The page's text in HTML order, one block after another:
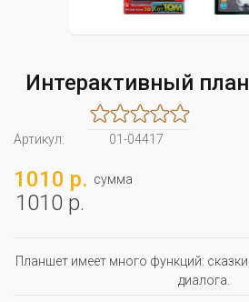
Интерактивный
Артикул:
01-04417
1010 р. сумма
1010 р.
Планшет имеет много функций:
диалога.